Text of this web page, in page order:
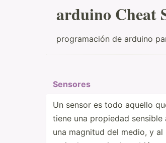
arduino Cheat
programación de arduino
Sensores
Un sensor es todo aquello
tiene una propiedad sensible
una magnitud del medio, y al